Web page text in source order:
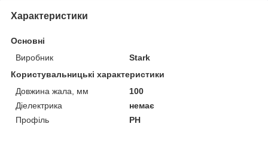
Характеристики
Основні
Виробник
Stark
Користувальницькі характеристики
Довжина жала, мм
100
Діелектрика
немає
Профіль
PH